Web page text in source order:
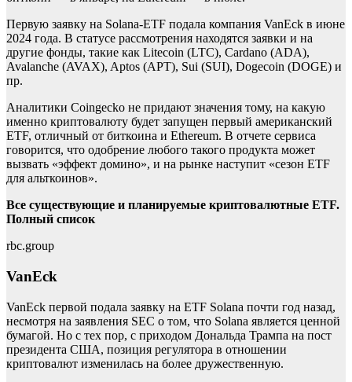
Первую заявку на Solana-ETF подала компания VanEck в июне
2024 года. В статусе рассмотрения находятся заявки и на
другие фонды, такие как Litecoin (LTC), Cardano (ADA),
Avalanche (AVAX), Aptos (APT), Sui (SUI), Dogecoin (DOGE) и
пр.
Аналитики Coingecko не придают значения тому, на какую
именно криптовалюту будет запущен первый американский
ETF, отличный от биткоина и Ethereum. В отчете сервиса
говорится, что одобрение любого такого продукта может
вызвать «эффект домино», и на рынке наступит «сезон ETF
для альткоинов».
Все существующие и планируемые криптовалютные ETF.
Полный список
rbc.group
VanEck
VanEck первой подала заявку на ETF Solana почти год назад,
несмотря на заявления SEC о том, что Solana является ценной
бумагой. Но с тех пор, с приходом Дональда Трампа на пост
президента США, позиция регулятора в отношении
криптовалют изменилась на более дружественную.